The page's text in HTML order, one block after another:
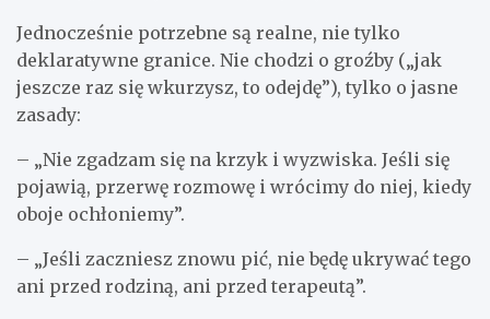
Jednocześnie potrzebne są realne, nie tylko
deklaratywne granice. Nie chodzi o groźby („jak
jeszcze raz się wkurzysz, to odejdę”), tylko o jasne
zasady:
– „Nie zgadzam się na krzyk i wyzwiska. Jeśli się
pojawią, przerwę rozmowę i wrócimy do niej, kiedy
oboje ochłoniemy”.
– „Jeśli zaczniesz znowu pić, nie będę ukrywać tego
ani przed rodziną, ani przed terapeutą”.